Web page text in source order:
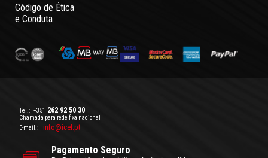
Código de Ética
e Conduta
Tel.: +351 262 92 50 30
Chamada para rede fixa nacional
E-mail.:
info@icel.pt
Pagamento Seguro